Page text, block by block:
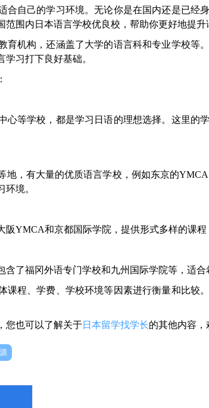
合自己的学习环境。无论你是在国内还是已经
围内日本语言学校优良校，帮助你更好地提升
育机构，还涵盖了大学的语言科和专业学校等
习打下良好基础。
心等学校，都是学习日语的理想选择。这里的
地，有大量的优质语言学校，例如东京的
境。
YMCA和京都国际学院，提供形式多样的课程
了福冈外语专门学校和九州国际学院等，适合
课程、学费、学校环境等因素进行衡量和比较
您也可以了解关于日本留学找学长的其他内容，